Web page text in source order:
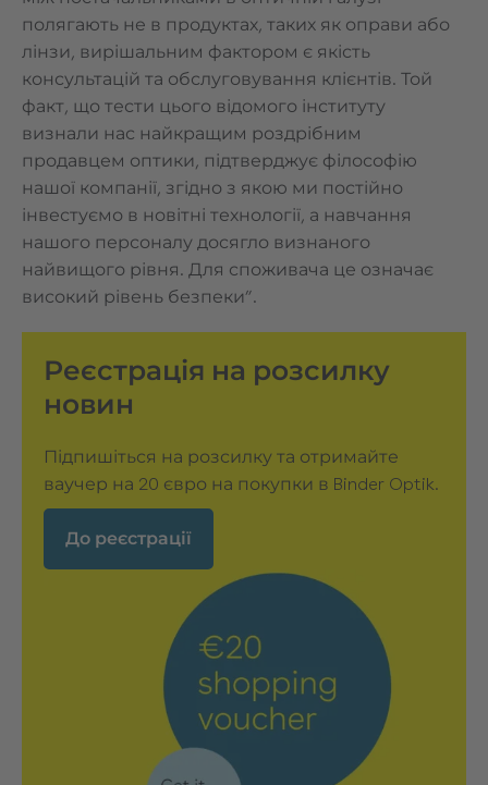
полягають не в продуктах, таких як оправи або
лінзи, вирішальним фактором є якість
консультацій та обслуговування клієнтів. Той
факт, що тести цього відомого інституту
визнали нас найкращим роздрібним
продавцем оптики, підтверджує філософію
нашої компанії, згідно з якою ми постійно
інвестуємо в новітні технології, а навчання
нашого персоналу досягло визнаного
найвищого рівня. Для споживача це означає
високий рівень безпеки”.
Реєстрація на розсилку
новин
Підпишіться на розсилку та отримайте
ваучер на 20 євро на покупки в Binder Optik.
До реєстрації